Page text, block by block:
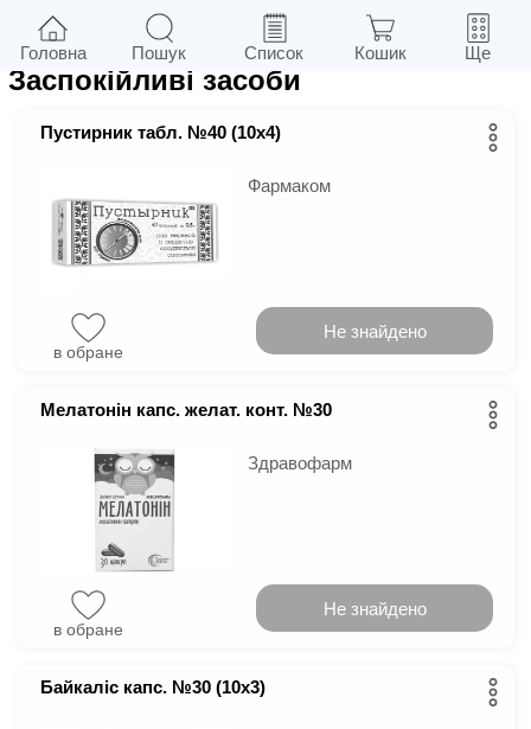
Фільтри у м.Київ
Заспокійливі засоби
Пустирник табл. №40 (10х4)
Фармаком
в обране
Не знайдено
Мелатонін капс. желат. конт. №30
Здравофарм
в обране
Не знайдено
Байкаліс капс. №30 (10х3)
Головна Пошук Список Кошик Ще